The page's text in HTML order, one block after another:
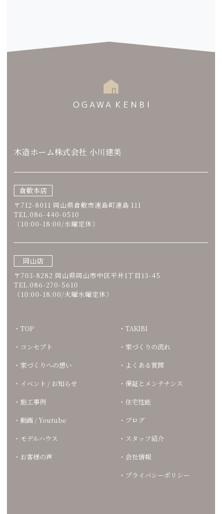
木造ホーム株式会社 小川建美
倉敷本店
〒712-8011 岡山県倉敷市連島町連島 111
TEL.086-440-0510
（10:00-18:00/水曜定休）
岡山店
〒703-8282 岡山県岡山市中区平井1丁目13-45
TEL.086-270-5610
（10:00-18:00/火曜水曜定休）
TOP
コンセプト
家づくりへの想い
イベント / お知らせ
施工事例
動画 / Youtube
モデルハウス
お客様の声
TAKIBI
家づくりの流れ
よくある質問
保証とメンテナンス
住宅性能
ブログ
スタッフ紹介
会社情報
プライバシーポリシー